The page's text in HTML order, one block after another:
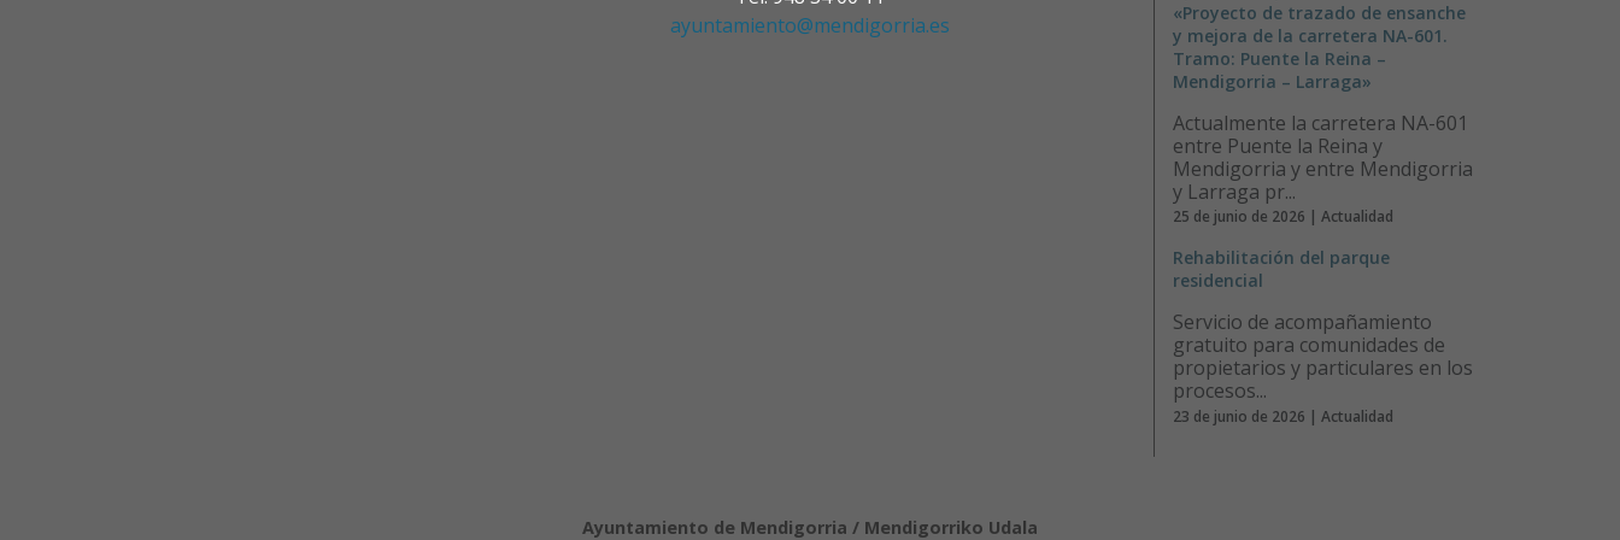
ayuntamiento@mendigorria.es
«Proyecto de trazado de ensanche
y mejora de la carretera NA-601.
Tramo: Puente la Reina –
Mendigorria – Larraga»
Actualmente la carretera NA-601
entre Puente la Reina y
Mendigorria y entre Mendigorria
y Larraga pr...
25 de junio de 2026 | Actualidad
Rehabilitación del parque
residencial
Servicio de acompañamiento
gratuito para comunidades de
propietarios y particulares en los
procesos...
23 de junio de 2026 | Actualidad
Ayuntamiento de Mendigorria / Mendigorriko Udala